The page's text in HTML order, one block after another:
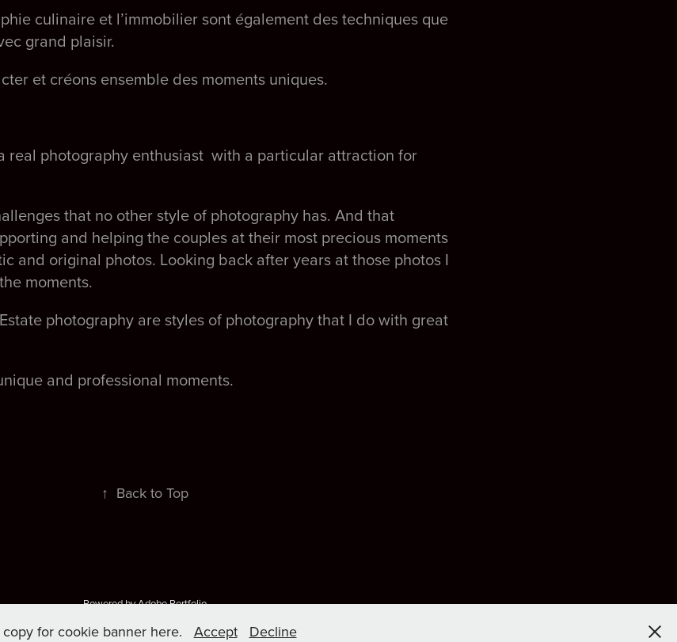
culinaire et l’immobilier sont également des techniques que
grand plaisir.
et créons ensemble des moments uniques.
real photography enthusiast with a particular attraction for
that no other style of photography has. And that
and helping the couples at their most precious moments
and original photos. Looking back after years at those photos I
moments.
photography are styles of photography that I do with great
and professional moments.
↑ Back to Top
Powered byAdobe Portfolio
copy for cookie banner here. Accept Decline